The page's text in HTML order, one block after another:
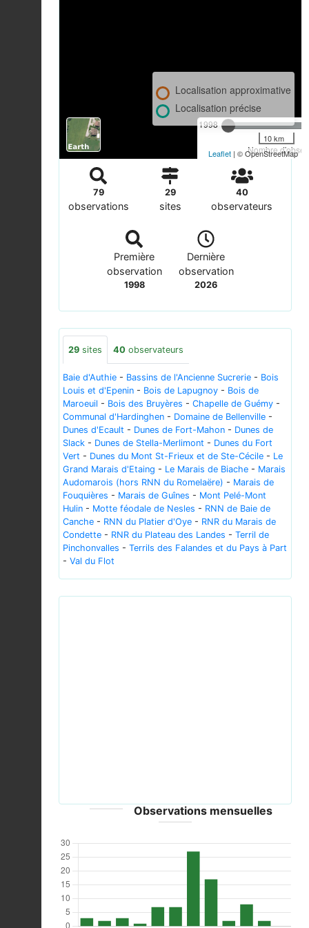
1998
Nombre
Localisation approximative
Localisation précise
10 km
Leaflet | © OpenStreetMap
79
observations
29
sites
40
observateurs
Première
observation
1998
Dernière
observation
2026
29 sites 40 observateurs
Baie d'Authie - Bassins de l'Ancienne Sucrerie - Bois
Louis et d'Epenin - Bois de Lapugnoy - Bois de
Maroeuil - Bois des Bruyères - Chapelle de Guémy -
Communal d'Hardinghen - Domaine de Bellenville -
Dunes d'Ecault - Dunes de Fort-Mahon - Dunes de
Slack - Dunes de Stella-Merlimont - Dunes du Fort
Vert - Dunes du Mont St-Frieux et de Ste-Cécile - Le
Grand Marais d'Etaing - Le Marais de Biache - Marais
Audomarois (hors RNN du Romelaëre) - Marais de
Fouquières - Marais de Guînes - Mont Pelé-Mont
Hulin - Motte féodale de Nesles - RNN de Baie de
Canche - RNN du Platier d'Oye - RNR du Marais de
Condette - RNR du Plateau des Landes - Terril de
Pinchonvalles - Terrils des Falandes et du Pays à Part
- Val du Flot
Observations mensuelles